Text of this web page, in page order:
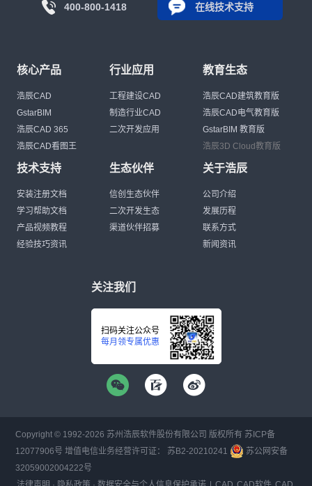
400-800-1418 在线技术支持
核心产品
浩辰CAD
GstarBIM
浩辰CAD 365
浩辰CAD看图王
行业应用
工程建设CAD
制造行业CAD
二次开发应用
教育生态
浩辰CAD建筑教育版
浩辰CAD电气教育版
GstarBIM 教育版
浩辰3D Cloud教育版
技术支持
安装注册文档
学习帮助文档
产品视频教程
经验技巧资讯
生态伙伴
信创生态伙伴
二次开发生态
渠道伙伴招募
关于浩辰
公司介绍
发展历程
联系方式
新闻资讯
关注我们
扫码关注公众号
每月领专属优惠
Copyright © 1992-2026 苏州浩辰软件股份有限公司 版权所有 苏ICP备
12077906号 增值电信业务经营许可证： 苏B2-20210241
苏公网安备
32059002004222号